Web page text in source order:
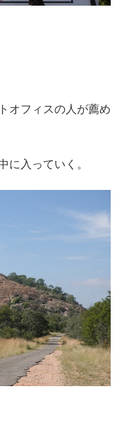
オフィスの人が薦め
に入っていく。